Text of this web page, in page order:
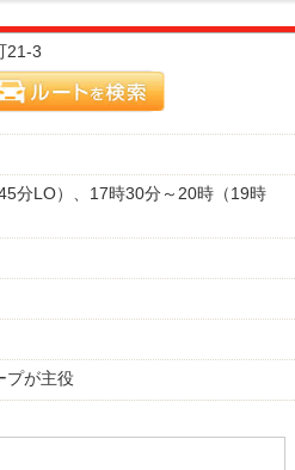
21-3
分LO）、17時30分～20時（19時
プが主役